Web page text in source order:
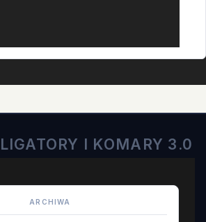
I KOMARY 3.0
ARCHIWA